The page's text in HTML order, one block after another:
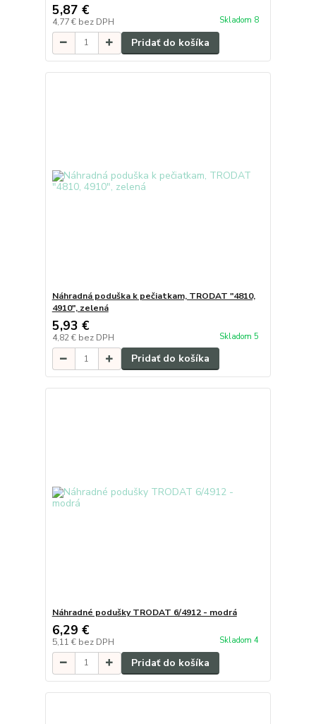
5,87 €
4,77 € bez DPH Skladom 8
Pridať do košíka
Náhradná poduška k pečiatkam, TRODAT "4810,
4910", zelená
5,93 €
4,82 € bez DPH Skladom 5
Pridať do košíka
Náhradné podušky TRODAT 6/4912 - modrá
6,29 €
5,11 € bez DPH Skladom 4
Pridať do košíka